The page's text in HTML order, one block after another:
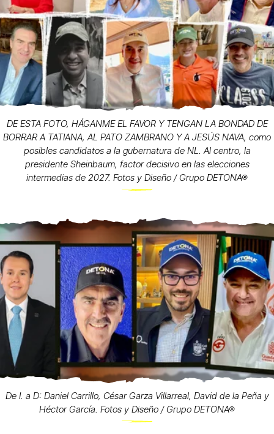
DE ESTA FOTO, HÁGANME EL FAVOR Y TENGAN LA BONDAD DE
BORRAR A TATIANA, AL PATO ZAMBRANO Y A JESÚS NAVA, como
posibles candidatos a la gubernatura de NL. Al centro, la
presidente Sheinbaum, factor decisivo en las elecciones
intermedias de 2027. Fotos y Diseño / Grupo DETONA®
De I. a D: Daniel Carrillo, César Garza Villarreal, David de la Peña y
Héctor García. Fotos y Diseño / Grupo DETONA®